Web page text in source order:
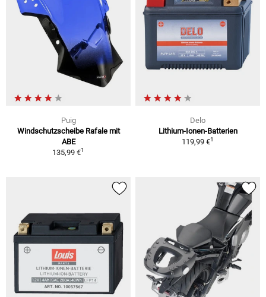
Puig
Windschutzscheibe Rafale mit
ABE
135,99 €1
Delo
Lithium-Ionen-Batterien
119,99 €1